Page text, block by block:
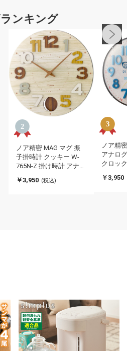
ンキング
ノア精密 MAG マグ 振
子掛時計 クッキー W-
765N-Z 掛け時計 アナロ
プル 時計 時間
￥3,950 (税込)
ノア精
アナロ
クロッ
かわいい
￥3,950